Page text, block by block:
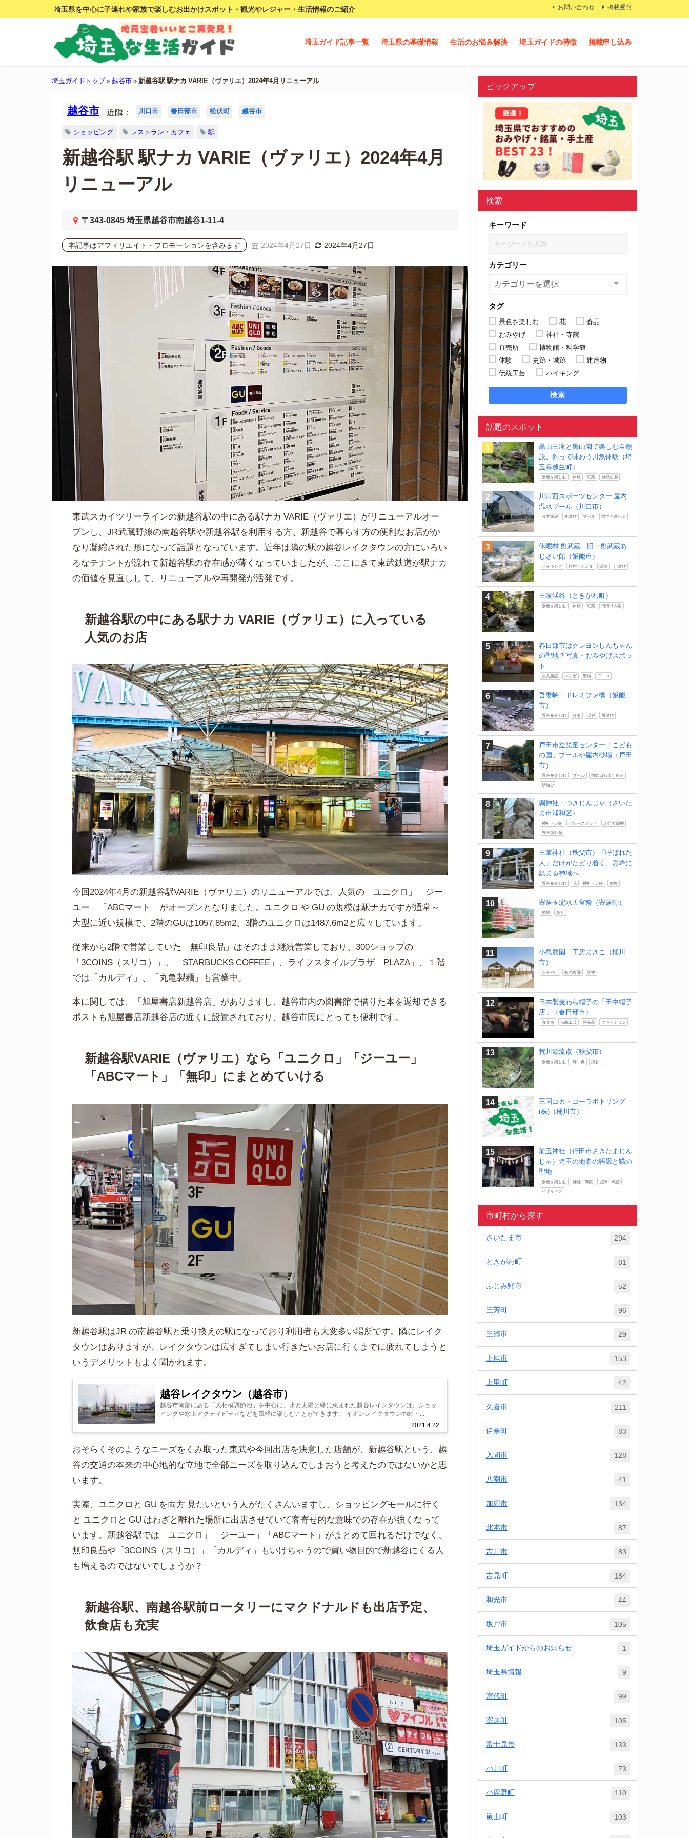
埼玉県を中心に子連れや家族で楽しむお出かけスポット・観光やレジャー・生活情報のご紹介 お問い合わせ 掲載受付
埼玉ガイド記事一覧 埼玉県の基礎情報 生活のお悩み解決 埼玉ガイドの特徴 掲載申し込み
埼玉ガイドトップ» 越谷市» 新越谷駅 駅ナカ VARIE（ヴァリエ）2024年4月リニューアル
越谷市 近隣： 川口市 春日部市 松伏町 越谷市
ショッピング レストラン・カフェ 駅
新越谷駅 駅ナカ VARIE（ヴァリエ）2024年4月
リニューアル
〒343-0845 埼玉県越谷市南越谷1-11-4
本記事はアフィリエイト・プロモーションを含みます 2024年4月27日 2024年4月27日
東武スカイツリーラインの新越谷駅の中にある駅ナカ VARIE（ヴァリエ）がリニューアルオー
プンし、JR武蔵野線の南越谷駅や新越谷駅を利用する方、新越谷で暮らす方の便利なお店がか
なり凝縮された形になって話題となっています。近年は隣の駅の越谷レイクタウンの方にいろい
ろなテナントが流れて新越谷駅の存在感が薄くなっていましたが、ここにきて東武鉄道が駅ナカ
の価値を見直しして、リニューアルや再開発が活発です。
新越谷駅の中にある駅ナカ VARIE（ヴァリエ）に入っている
人気のお店
今回2024年4月の新越谷駅VARIE（ヴァリエ）のリニューアルでは、人気の「ユニクロ」「ジー
ユー」「ABCマート」がオープンとなりました。ユニクロ や GU の規模は駅ナカですが通常～
大型に近い規模で、2階のGUは1057.85m2、3階のユニクロは1487.6m2と広々しています。
従来から2階で営業していた「無印良品」はそのまま継続営業しており、300ショップの
「3COINS（スリコ）」、「STARBUCKS COFFEE」、ライフスタイルプラザ「PLAZA」、１階
では「カルディ」、「丸亀製麺」も営業中。
本に関しては、「旭屋書店新越谷店」がありますし、越谷市内の図書館で借りた本を返却できる
ポストも旭屋書店新越谷店の近くに設置されており、越谷市民にとっても便利です。
新越谷駅VARIE（ヴァリエ）なら「ユニクロ」「ジーユー」
「ABCマート」「無印」にまとめていける
新越谷駅はJR の南越谷駅と乗り換えの駅になっており利用者も大変多い場所です。隣にレイク
タウンはありますが、レイクタウンは広すぎてしまい行きたいお店に行くまでに疲れてしまうと
いうデメリットもよく聞かれます。
越谷レイクタウン（越谷市）
2021.4.22
越谷市南部にある「大相模調節池」を中心に、水と太陽と緑に恵まれた越谷レイクタウンは、ショッ
ピングや水上アクティビティなどを気軽に楽しむことができます。 イオンレイクタウンmori・...
おそらくそのようなニーズをくみ取った東武や今回出店を決意した店舗が、新越谷駅という、越
谷の交通の本来の中心地的な立地で全部ニーズを取り込んでしまおうと考えたのではないかと思
います。
実際、ユニクロと GU を両方 見たいという人がたくさんいますし、ショッピングモールに行く
と ユニクロと GU はわざと離れた場所に出店させていて客寄せ的な意味での存在が強くなって
います。新越谷駅では「ユニクロ」「ジーユー」「ABCマート」がまとめて回れるだけでなく、
無印良品や「3COINS（スリコ）」「カルディ」もいけちゃうので買い物目的で新越谷にくる人
も増えるのではないでしょうか？
新越谷駅、南越谷駅前ロータリーにマクドナルドも出店予定、
飲食店も充実
ピックアップ
検索
キーワード
カテゴリー
タグ
景色を楽しむ 花
食品
おみやげ
神社・寺院
直売所
博物館・科学館
体験
史跡・城跡
建造物
伝統工芸
ハイキング
検索
話題のスポット
黒山三滝と黒山園で楽しむ自然
旅、釣って味わう川魚体験（埼
玉県越生町）
景色を楽しむ 体験 紅葉 自然公園
川口西スポーツセンター 屋内
温水プール（川口市）
公共施設 水遊び プール 雨でも遊べる
休暇村 奥武蔵 旧・奥武蔵あ
じさい館（飯能市）
ハイキング 旅館・ホテル 温泉 川遊び
三波渓谷（ときがわ町）
景色を楽しむ 体験 紅葉 日帰り入浴
春日部市はクレヨンしんちゃん
の聖地？写真・おみやげスポッ
ト
公共施設 マンガ 聖地 アニメ
吾妻峡・ドレミファ橋（飯能
市）
景色を楽しむ 紅葉 渓谷 川遊び
戸田市立児童センター「こども
の国」プールや屋内砂場（戸田
市）
景色を楽しむ プール 雨の日も楽しめる
砂遊び
調神社・つきじんじゃ（さいた
ま市浦和区）
神社・寺院 パワースポット 天照大御神
豊宇気姫命
三峯神社（秩父市）「呼ばれた
人」だけがたどり着く、霊峰に
鎮まる神域へ
景色を楽しむ 花 神社・寺院 体験
寄居玉淀水天宮祭（寄居町）
体験 祭り
小島農園 工房まきこ（桶川
市）
おみやげ 観光農園 染物
日本製麦わら帽子の「田中帽子
店」（春日部市）
直売所 伝統工芸 特産品 ファッション
荒川源流点（秩父市）
景色を楽しむ 碑・像 渓谷
三国コカ・コーラボトリング
(株)（桶川市）
前玉神社（行田市さきたまじん
じゃ）埼玉の地名の語源と猫の
聖地
景色を楽しむ 神社・寺院 史跡・城跡
ハイキング
市町村から探す
さいたま市 294
ときがわ町 81
ふじみ野市 52
三芳町 96
三郷市 29
上尾市 153
上里町 42
久喜市 211
伊奈町 83
入間市 128
八潮市 41
加須市 134
北本市 87
吉川市 83
吉見町 184
和光市 44
坂戸市 105
埼玉ガイドからのお知らせ 1
埼玉県情報 9
宮代町 99
寄居町 105
富士見市 133
小川町 73
小鹿野町 110
嵐山町 103